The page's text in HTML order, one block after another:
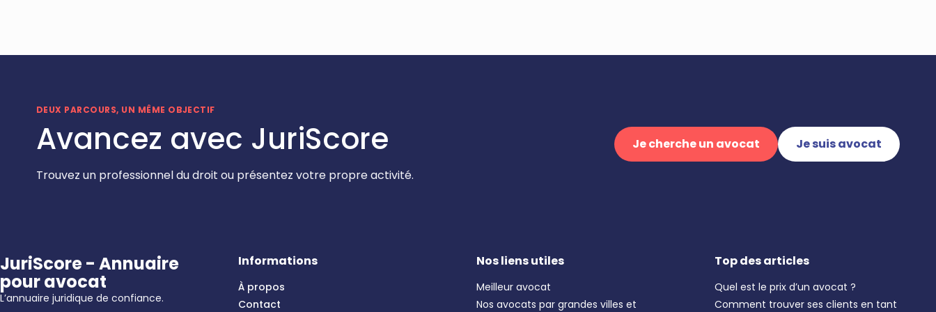
DEUX PARCOURS, UN MÊME OBJECTIF
Avancez avec JuriScore
Trouvez un professionnel du droit ou présentez votre propre activité.
Je cherche un avocat Je suis avocat
JuriScore - Annuaire
pour avocat
L’annuaire juridique de confiance.
Informations
À propos
Contact
Nos liens utiles
Meilleur avocat
Nos avocats par grandes villes et
Top des articles
Quel est le prix d’un avocat ?
Comment trouver ses clients en tant